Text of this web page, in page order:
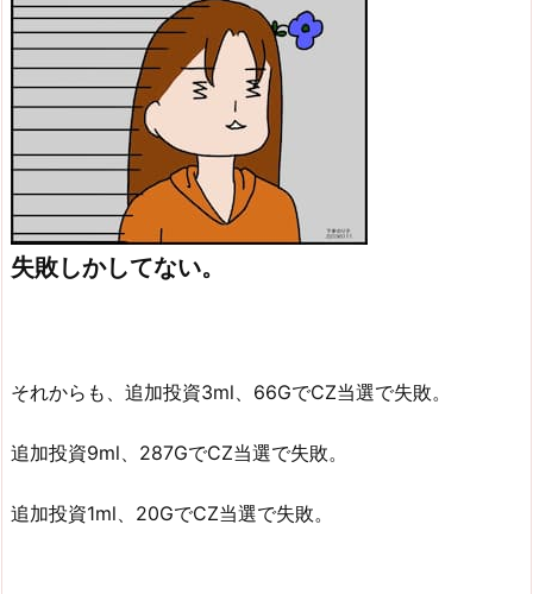
失敗しかしてない。
それからも、追加投資3ml、66GでCZ当選で失敗。
追加投資9ml、287GでCZ当選で失敗。
追加投資1ml、20GでCZ当選で失敗。